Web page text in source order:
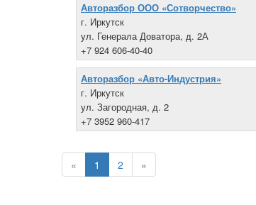
Авторазбор ООО «Сотворчество»
г. Иркутск
ул. Генерала Доватора, д. 2А
+7 924 606-40-40
Авторазбор «Авто-Индустрия»
г. Иркутск
ул. Загородная, д. 2
+7 3952 960-417
« 1 2 »